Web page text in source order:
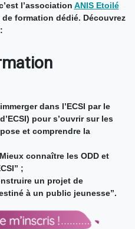
l’association ANIS Etoilé
formation dédié. Découvrez
dans l’ECSI par le
pour s’ouvrir sur les
et comprendre la
connaître les ODD et
;
un projet de
à un public jeunesse”.